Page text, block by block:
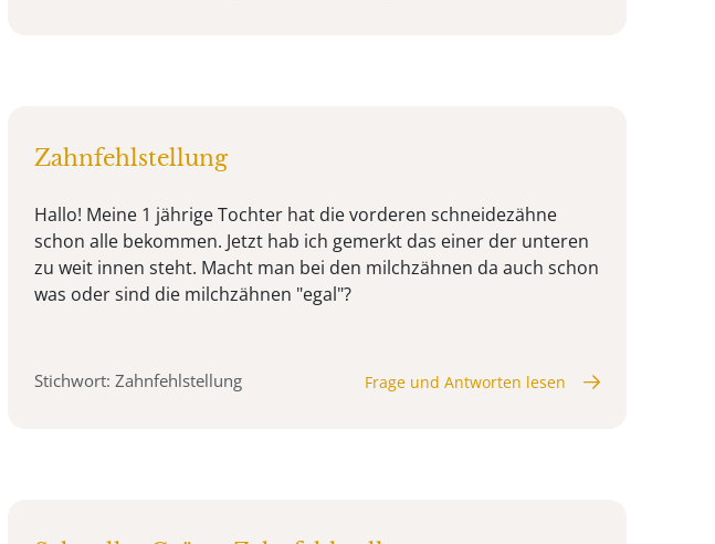
Zahnfehlstellung
Hallo! Meine 1 jährige Tochter hat die vorderen schneidezähne
schon alle bekommen. Jetzt hab ich gemerkt das einer der unteren
zu weit innen steht. Macht man bei den milchzähnen da auch schon
was oder sind die milchzähnen "egal"?
Stichwort: Zahnfehlstellung Frage und Antworten lesen